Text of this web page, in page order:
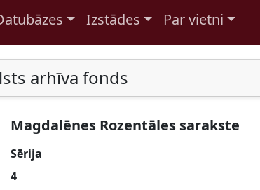
Izstādes Par vietni
arhīva fonds
Magdalēnes Rozentāles sarakste
Sērija
4